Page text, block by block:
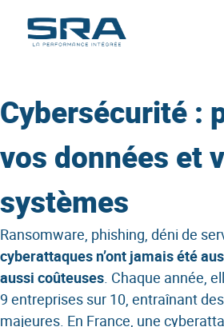
contenu
Cybersécurité :
vos données et
systèmes
Ransomware, phishing, déni de
cyberattaques n’ont jamais été
aussi coûteuses. Chaque année,
9 entreprises sur 10, entraînant
majeures. En France, une